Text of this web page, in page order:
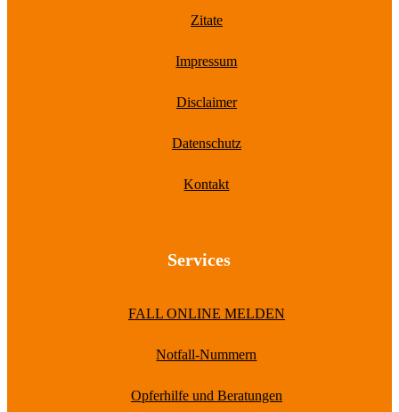
Zitate
Impressum
Disclaimer
Datenschutz
Kontakt
Services
FALL ONLINE MELDEN
Notfall-Nummern
Opferhilfe und Beratungen